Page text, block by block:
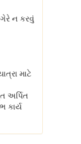
ન કરવું
માટે
અર્પિત
કાર્ય